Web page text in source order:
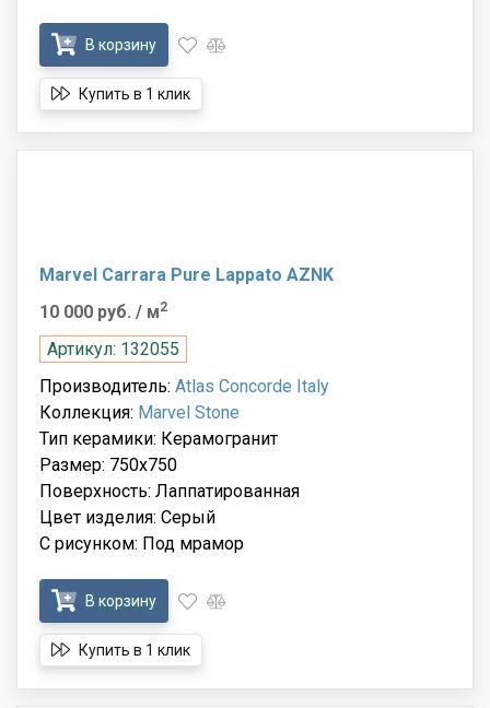
В корзину
Купить в 1 клик
Marvel Carrara Pure Lappato AZNK
10 000 руб. / м2
Артикул: 132055
Производитель: Atlas Concorde Italy
Коллекция: Marvel Stone
Тип керамики: Керамогранит
Размер: 750x750
Поверхность: Лаппатированная
Цвет изделия: Серый
С рисунком: Под мрамор
В корзину
Купить в 1 клик